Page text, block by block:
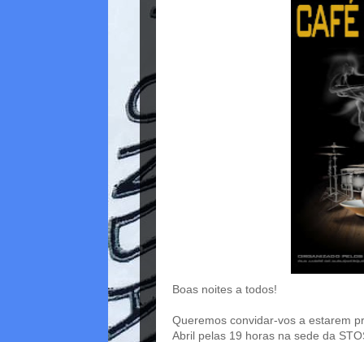
Boas noites a todos!
Queremos convidar-vos a estarem
Abril pelas 19 horas na sede da